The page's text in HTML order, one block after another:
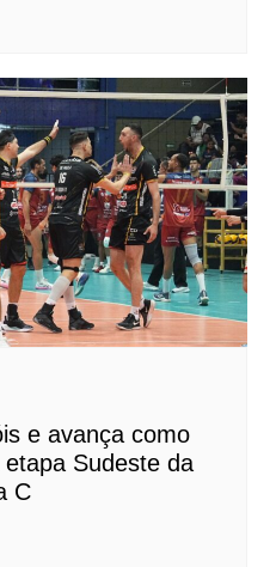
e avança como
Sudeste da
C